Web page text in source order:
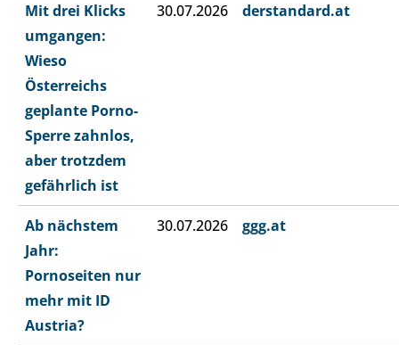
Mit drei Klicks
umgangen:
Wieso
Österreichs
geplante Porno-
Sperre zahnlos,
aber trotzdem
gefährlich ist
30.07.2026 derstandard.at
Ab nächstem
Jahr:
Pornoseiten nur
mehr mit ID
Austria?
30.07.2026 ggg.at